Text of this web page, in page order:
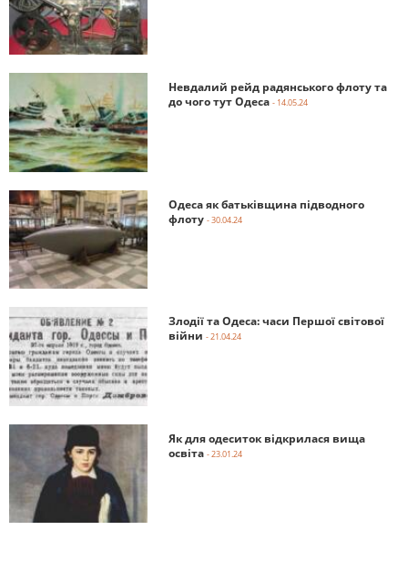
Невдалий рейд радянського флоту та
до чого тут Одеса - 14.05.24
Одеса як батьківщина підводного
флоту - 30.04.24
Злодії та Одеса: часи Першої світової
війни - 21.04.24
Як для одеситок відкрилася вища
освіта - 23.01.24